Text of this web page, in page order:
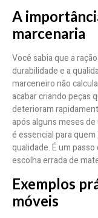
A
marcenaria
Você sabia que a
durabilidade e a
marceneiro não
acabar criando peças
deterioram
após alguns meses
é essencial para
qualidade. É um
escolha errada de
Exemplos
móveis